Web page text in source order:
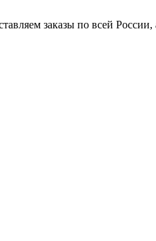
заказы по всей России,